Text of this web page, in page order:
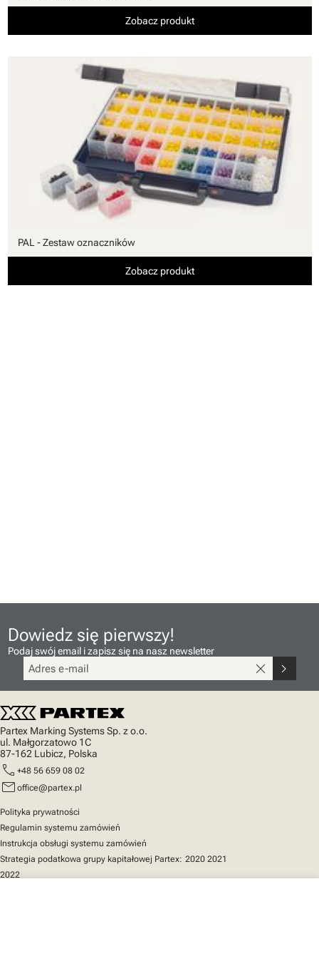
Zobacz produkt
PAL - Zestaw oznaczników
Zobacz produkt
Dowiedz się pierwszy!
Podaj swój email i zapisz się na nasz newsletter
close chevron_right
Partex Marking Systems Sp. z o.o.
ul. Małgorzatowo 1C
87-162 Lubicz, Polska
call +48 56 659 08 02
mail office@partex.pl
Polityka prywatności
Regulamin systemu zamówień
Instrukcja obsługi systemu zamówień
Strategia podatkowa grupy kapitałowej Partex: 2020 2021
2022